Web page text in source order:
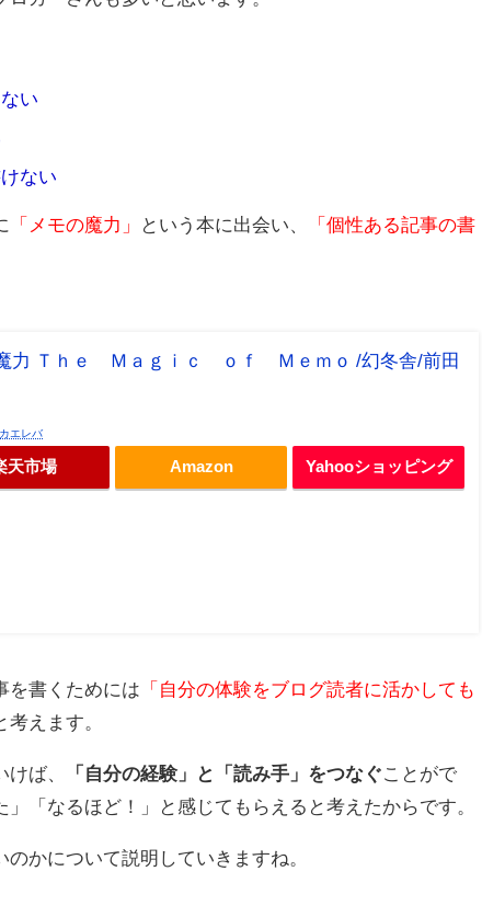
い
ない
「メモの魔力」 という本に出会い、
「個性ある記事の書
力 Ｔｈｅ Ｍａｇｉｃ ｏｆ Ｍｅｍｏ /幻冬舎/前田
カエレバ
天市場 Amazon Yahooショッピング
を書くためには 「自分の体験をブログ読者に活かしても
えます。
ば、 「自分の経験」と「読み手」をつなぐ ことがで
「なるほど！」と感じてもらえると考えたからです。
かについて説明していきますね。